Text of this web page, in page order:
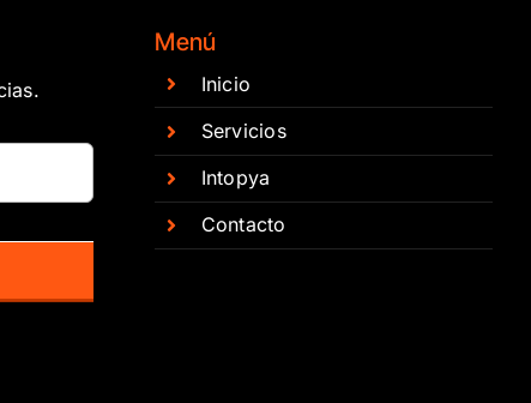
Menú
Inicio
Servicios
Intopya
Contacto